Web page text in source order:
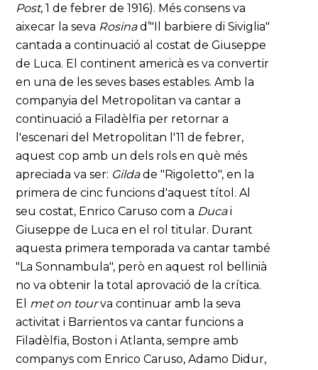
Post, 1 de febrer de 1916). Més consens va
aixecar la seva Rosinad’"Il barbiere di Siviglia"
cantada a continuació al costat de Giuseppe
de Luca. El continent americà es va convertir
en una de les seves bases estables. Amb la
companyia del Metropolitan va cantar a
continuació a Filadèlfia per retornar a
l'escenari del Metropolitan l'11 de febrer,
aquest cop amb un dels rols en què més
apreciada va ser: Gildade "Rigoletto", en la
primera de cinc funcions d'aquest títol. Al
seu costat, Enrico Caruso com a Ducai
Giuseppe de Luca en el rol titular. Durant
aquesta primera temporada va cantar també
"La Sonnambula", però en aquest rol bellinià
no va obtenir la total aprovació de la crítica.
El met on tourva continuar amb la seva
activitat i Barrientos va cantar funcions a
Filadèlfia, Boston i Atlanta, sempre amb
companys com Enrico Caruso, Adamo Didur,